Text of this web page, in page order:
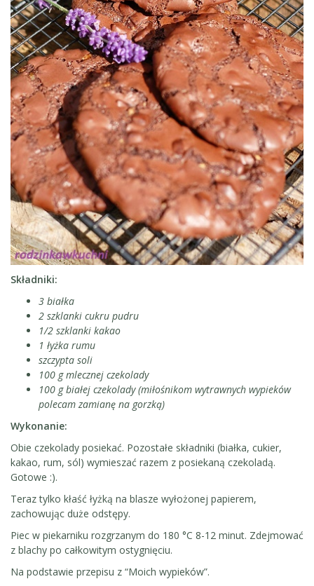
Składniki:
3 białka
2 szklanki cukru pudru
1/2 szklanki kakao
1 łyżka rumu
szczypta soli
100 g mlecznej czekolady
100 g białej czekolady (miłośnikom wytrawnych wypieków
polecam zamianę na gorzką)
Wykonanie:
Obie czekolady posiekać. Pozostałe składniki (białka, cukier,
kakao, rum, sól) wymieszać razem z posiekaną czekoladą.
Gotowe :).
Teraz tylko kłaść łyżką na blasze wyłożonej papierem,
zachowując duże odstępy.
Piec w piekarniku rozgrzanym do 180 °C 8-12 minut. Zdejmować
z blachy po całkowitym ostygnięciu.
Na podstawie przepisu z “Moich wypieków”.